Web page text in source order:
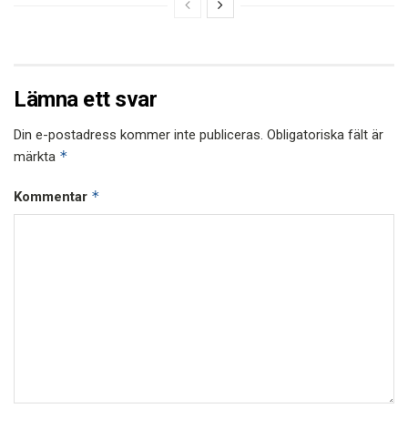
Lämna ett svar
Din e-postadress kommer inte publiceras. Obligatoriska fält är
märkta *
Kommentar *